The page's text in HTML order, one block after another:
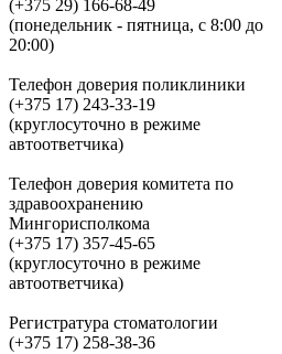
(+375 29) 166-68-49
(понедельник - пятница, с 8:00 до
20:00)
Телефон доверия поликлиники
(+375 17) 243-33-19
(круглосуточно в режиме
автоответчика)
Телефон доверия комитета по
здравоохранению
Мингорисполкома
(+375 17) 357-45-65
(круглосуточно в режиме
автоответчика)
Регистратура стоматологии
(+375 17) 258-38-36